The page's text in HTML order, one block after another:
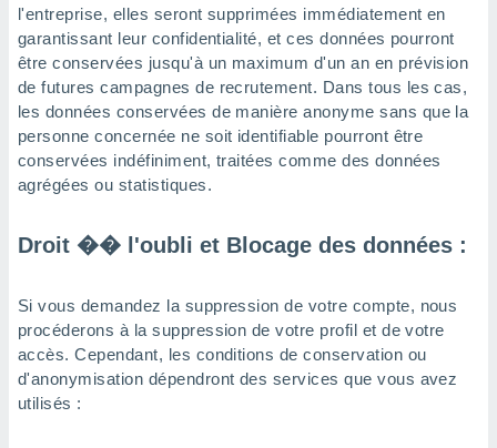
l'entreprise, elles seront supprimées immédiatement en
garantissant leur confidentialité, et ces données pourront
être conservées jusqu'à un maximum d'un an en prévision
de futures campagnes de recrutement. Dans tous les cas,
les données conservées de manière anonyme sans que la
personne concernée ne soit identifiable pourront être
conservées indéfiniment, traitées comme des données
agrégées ou statistiques.
Droit �� l'oubli et Blocage des données :
Si vous demandez la suppression de votre compte, nous
procéderons à la suppression de votre profil et de votre
accès. Cependant, les conditions de conservation ou
d'anonymisation dépendront des services que vous avez
utilisés :